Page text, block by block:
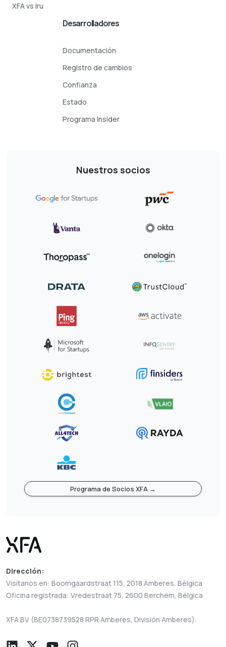
XFA vs Iru
Desarrolladores
Documentación
Registro de cambios
Confianza
Estado
Programa Insider
Nuestros socios
Programa de Socios XFA →
Dirección:
Visítanos en: Boomgaardstraat 115, 2018 Amberes, Bélgica
Oficina registrada: Vredestraat 75, 2600 Berchem, Bélgica
XFA BV (BE0738739528 RPR Amberes, División Amberes).